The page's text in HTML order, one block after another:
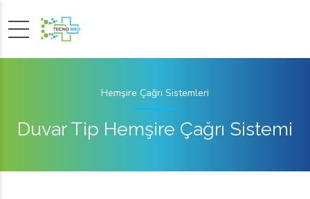
Hemşire Çağrı Sistemleri
Duvar Tip Hemşire Çağrı Sistemi